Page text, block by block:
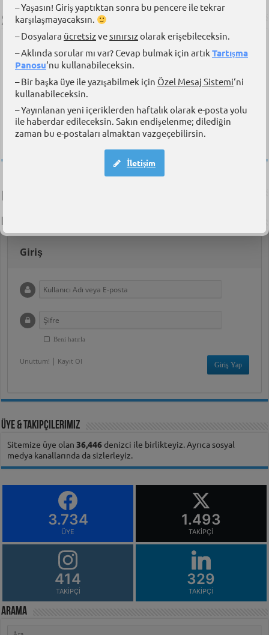
2 Adet Yorum
yusuf 11 Haziran 2014 at 17:37
bu okul askeriyeye mi ait?
Yanıtlamak için oturum açın
Aybars Oruç 11 Haziran 2014 at 21:03
Hayır, Milli Eğitim Bakanlığı’na bağlı.
Yanıtlamak için oturum açın
Bir yanıt yazın
Kullanıcı Paneli
Giriş
Beni hatırla
Unuttum! | Kayıt Ol
Üye & Takipçilerimiz
Sitemize üye olan36,446denizci ile birlikteyiz. Ayrıca sosyal
medya kanallarında da sizlerleyiz.
3.734
ÜYE
1.493
TAKIPÇI
414
TAKIPÇI
329
TAKIPÇI
Arama
– Yaşasın! Giriş yaptıktan sonra bu pencere ile tekrar
karşılaşmayacaksın.
– Dosyalara ücretsizvesınırsızolarak erişebileceksin.
– Aklında sorular mı var? Cevap bulmak için artık Tartışma
Panosu‘nu kullanabileceksin.
– Bir başka üye ile yazışabilmek için Özel Mesaj Sistemi‘ni
kullanabileceksin.
– Yayınlanan yeni içeriklerden haftalık olarak e-posta yolu
ile haberdar edileceksin. Sakın endişelenme; dilediğin
zaman bu e-postaları almaktan vazgeçebilirsin.
İletişim